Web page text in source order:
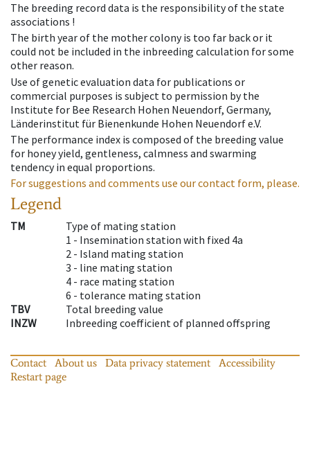
The breeding record data is the responsibility of the state
associations !
The birth year of the mother colony is too far back or it
could not be included in the inbreeding calculation for some
other reason.
Use of genetic evaluation data for publications or
commercial purposes is subject to permission by the
Institute for Bee Research Hohen Neuendorf, Germany,
Länderinstitut für Bienenkunde Hohen Neuendorf e.V.
The performance index is composed of the breeding value
for honey yield, gentleness, calmness and swarming
tendency in equal proportions.
For suggestions and comments use our contact form, please.
Legend
TM
Type of mating station
1 - Insemination station with fixed 4a
2 - Island mating station
3 - line mating station
4 - race mating station
6 - tolerance mating station
TBV
Total breeding value
INZW
Inbreeding coefficient of planned offspring
Contact About us Data privacy statement
Accessibility
Restart page